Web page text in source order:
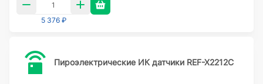
5 376 ₽
Пироэлектрические ИК датчики REF-X2212C